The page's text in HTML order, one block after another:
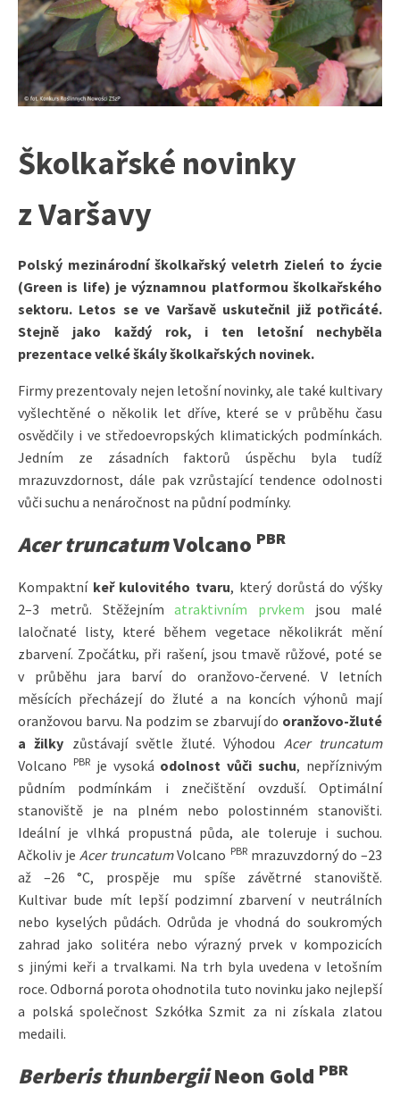
Školkařské novinky
z Varšavy
Polský mezinárodní školkařský veletrh Zieleń to źycie
(Green is life) je významnou platformou školkařského
sektoru. Letos se ve Varšavě uskutečnil již potřicáté.
Stejně jako každý rok, i ten letošní nechyběla
prezentace velké škály školkařských novinek.
Firmy prezentovaly nejen letošní novinky, ale také kultivary
vyšlechtěné o několik let dříve, které se v průběhu času
osvědčily i ve středoevropských klimatických podmínkách.
Jedním ze zásadních faktorů úspěchu byla tudíž
mrazuvzdornost, dále pak vzrůstající tendence odolnosti
vůči suchu a nenáročnost na půdní podmínky.
Acer truncatumVolcano PBR
Kompaktní keř kulovitého tvaru, který dorůstá do výšky
2­­­­–3 metrů. Stěžejnímatraktivním prvkem jsou malé
laločnaté listy, které během vegetace několikrát mění
zbarvení. Zpočátku, při rašení, jsou tmavě růžové, poté se
v průběhu jara barví do oranžovo-červené. V letních
měsících přecházejí do žluté a na koncích výhonů mají
oranžovou barvu. Na podzim se zbarvují do oranžovo-žluté
a žilky zůstávají světle žluté. Výhodou Acer truncatum
Volcano PBRje vysoká odolnost vůči suchu, nepříznivým
půdním podmínkám i znečištění ovzduší. Optimální
stanoviště je na plném nebo polostinném stanovišti.
Ideální je vlhká propustná půda, ale toleruje i suchou.
Ačkoliv je Acer truncatumVolcano PBRmrazuvzdorný do –23
až –26 °C, prospěje mu spíše závětrné stanoviště.
Kultivar bude mít lepší podzimní zbarvení v neutrálních
nebo kyselých půdách. Odrůda je vhodná do soukromých
zahrad jako solitéra nebo výrazný prvek v kompozicích
s jinými keři a trvalkami. Na trh byla uvedena v letošním
roce. Odborná porota ohodnotila tuto novinku jako nejlepší
a polská společnost Szkółka Szmit za ni získala zlatou
medaili.
Berberis thunbergiiNeon Gold PBR